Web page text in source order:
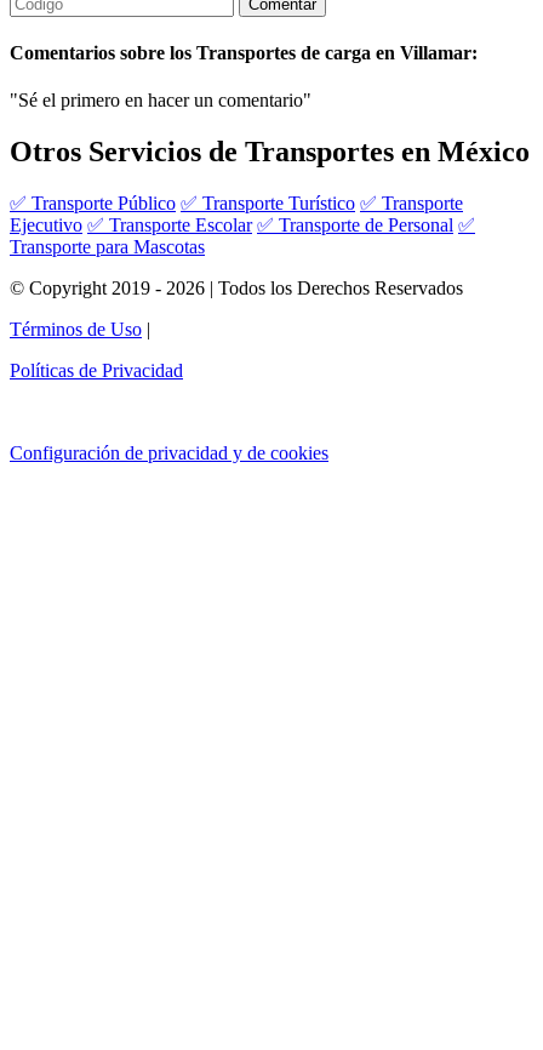
Comentarios sobre los Transportes de carga en Villamar:
"Sé el primero en hacer un comentario"
Otros Servicios de Transportes en México
✅ Transporte Público ✅ Transporte Turístico ✅ Transporte
Ejecutivo ✅ Transporte Escolar ✅ Transporte de Personal ✅
Transporte para Mascotas
© Copyright 2019 - 2026 | Todos los Derechos Reservados
Términos de Uso |
Políticas de Privacidad
Configuración de privacidad y de cookies